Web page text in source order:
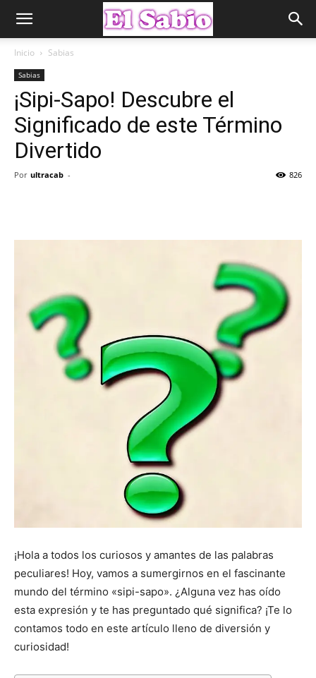
Inicio Sabias
Sabias
¡Sipi-Sapo! Descubre el
Significado de este Término
Divertido
Por ultracab - 826
¡Hola a todos los curiosos y amantes de las palabras
peculiares! Hoy, vamos a sumergirnos en el fascinante
mundo del término «sipi-sapo». ¿Alguna vez has oído
esta expresión y te has preguntado qué significa? ¡Te lo
contamos todo en este artículo lleno de diversión y
curiosidad!